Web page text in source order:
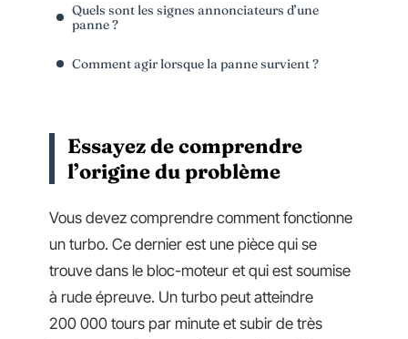
Quels sont les signes annonciateurs d’une
panne ?
Comment agir lorsque la panne survient ?
Essayez de comprendre
l’origine du problème
Vous devez comprendre comment fonctionne
un turbo. Ce dernier est une pièce qui se
trouve dans le bloc-moteur et qui est soumise
à rude épreuve. Un turbo peut atteindre
200 000 tours par minute et subir de très